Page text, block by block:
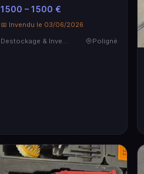
1 500 – 1 500 €
📅 Invendu le 03/06/2026
Poligné